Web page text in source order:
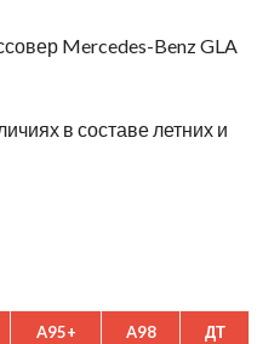
Mercedes-Benz GLA
в составе летних и
A95+ A98 ДТ